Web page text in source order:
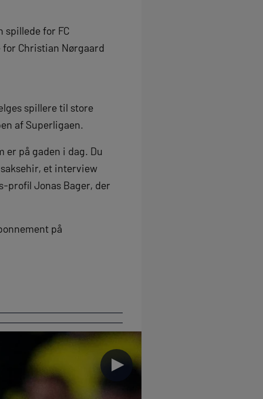
for FC
for Christian Nørgaard
spillere til store
af Superligaen.
på gaden i dag. Du
et interview
profil Jonas Bager, der
på
►